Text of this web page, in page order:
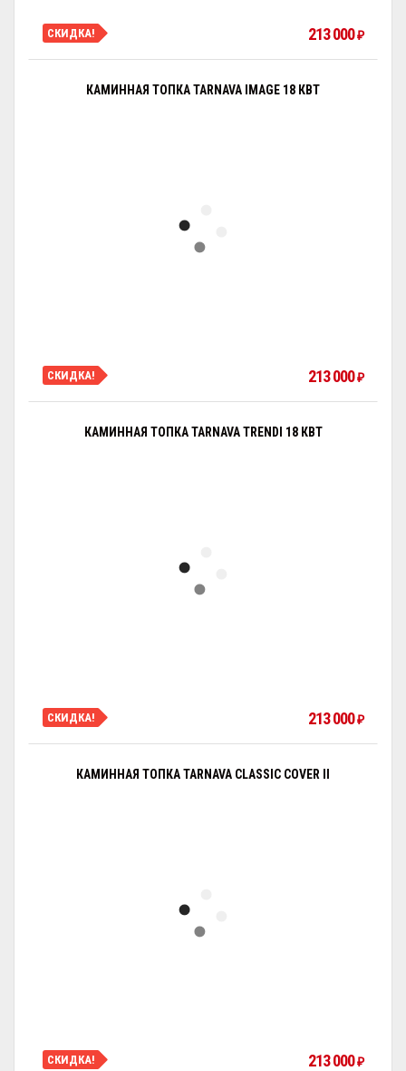
СКИДКА! 213 000₽
КАМИННАЯ ТОПКА TARNAVA IMAGE 18 КВТ
СКИДКА! 213 000₽
КАМИННАЯ ТОПКА TARNAVA TRENDI 18 КВТ
СКИДКА! 213 000₽
КАМИННАЯ ТОПКА TARNAVA CLASSIC COVER II
СКИДКА! 213 000₽